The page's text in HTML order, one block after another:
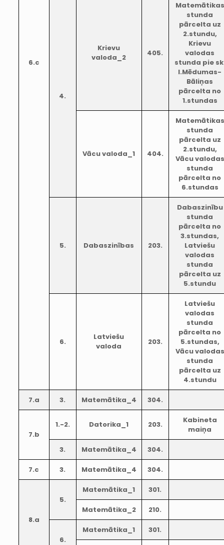
6.c
4.
Krievu
valoda_2
405.
Matemātikas
stunda
pārcelta uz
2.stundu,
Krievu
valodas
stunda pie
I.Mēdumas-
Bāliņas
pārcelta no
1.stundas
Vācu valoda_1 404.
Matemātikas
stunda
pārcelta uz
2.stundu,
Vācu valodas
stunda
pārcelta no
6.stundas
5. Dabaszinības 203.
Dabaszinību
stunda
pārcelta no
3.stundas,
Latviešu
valodas
stunda
pārcelta uz
5.stundu
6.
Latviešu
valoda
203.
Latviešu
valodas
stunda
pārcelta no
5.stundas,
Vācu valodas
stunda
pārcelta uz
4.stundu
7.a 3. Matemātika_4 304.
7.b
1.-2. Datorika_1 203.
Kabineta
maiņa
3. Matemātika_4 304.
7.c 3. Matemātika_4 304.
8.a
5.
Matemātika_1 301.
Matemātika_2 210.
6.
Matemātika_1 301.